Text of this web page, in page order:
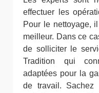
effectuer les
Pour le nettoyage,
meilleur. Dans ce
de solliciter le
Tradition qui
adaptées pour la
de travail.